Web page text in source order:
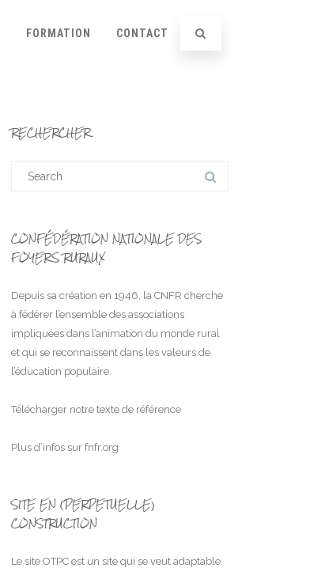
FORMATION CONTACT
RECHERCHER
CONFÉDÉRATION NATIONALE DES
FOYERS RURAUX
Depuis sa création en 1946, la CNFR cherche
à fédérer l’ensemble des associations
impliquées dans l’animation du monde rural
et qui se reconnaissent dans les valeurs de
l’éducation populaire.
Télécharger notre texte de référence
Plus d’infos sur fnfr.org
SITE EN (PERPETUELLE)
CONSTRUCTION
Le site OTPC est un site qui se veut adaptable.